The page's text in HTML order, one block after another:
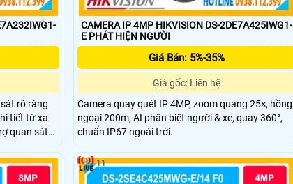
rõ ràng
tiết từ xa
quan sát
CMOS cho
PTZ linh
CAMERA IP 4MP HIKVISION DS-2DE7A425IWG1-
E PHÁT HIỆN NGƯỜI
Giá Bán: 5%-35%
Giá gốc: Liên hệ
Camera quay quét IP 4MP, zoom quang 25×, hồng
ngoại 200m, AI phân biệt người & xe, quay 360°,
chuẩn IP67 ngoài trời.
11